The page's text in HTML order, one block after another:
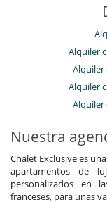
Alquiler
Alquiler
Alquiler
Alquiler
Nuestra
Chalet Exclusive es
apartamentos de
personalizados en
franceses, para unas